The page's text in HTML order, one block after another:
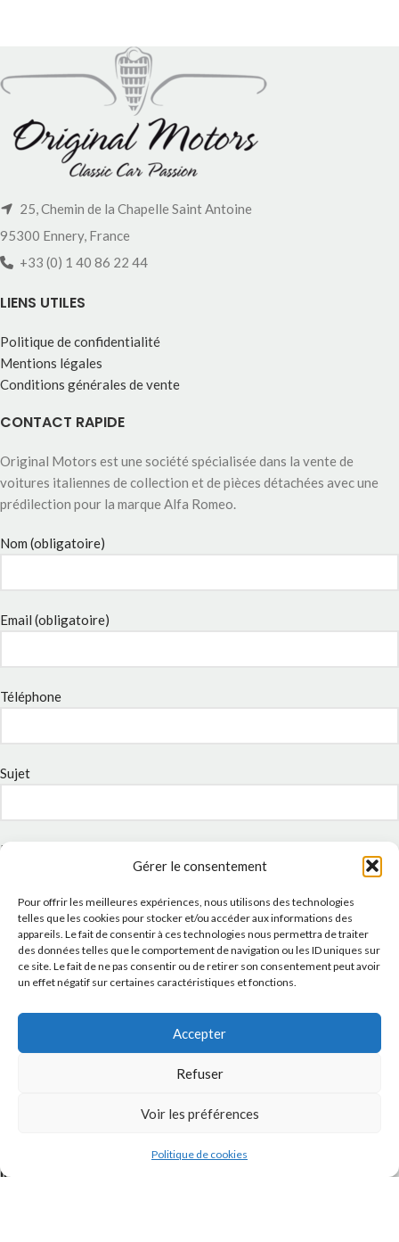
Gérer le consentement
Pour offrir les meilleures expériences, nous utilisons des technologies
telles que les cookies pour stocker et/ou accéder aux informations des
appareils. Le fait de consentir à ces technologies nous permettra de traiter
des données telles que le comportement de navigation ou les ID uniques sur
ce site. Le fait de ne pas consentir ou de retirer son consentement peut avoir
un effet négatif sur certaines caractéristiques et fonctions.
Accepter
Refuser
Voir les préférences
Politique de cookies
25, Chemin de la Chapelle Saint Antoine
95300 Ennery, France
+33 (0) 1 40 86 22 44
LIENS UTILES
Politique de confidentialité
Mentions légales
Conditions générales de vente
CONTACT RAPIDE
Original Motors est une société spécialisée dans la vente de
voitures italiennes de collection et de pièces détachées avec une
prédilection pour la marque Alfa Romeo.
Nom (obligatoire)
Email (obligatoire)
Téléphone
Sujet
Message
J'accepte laPolitique de confidentialitéde ce site.
INSTAGRAM